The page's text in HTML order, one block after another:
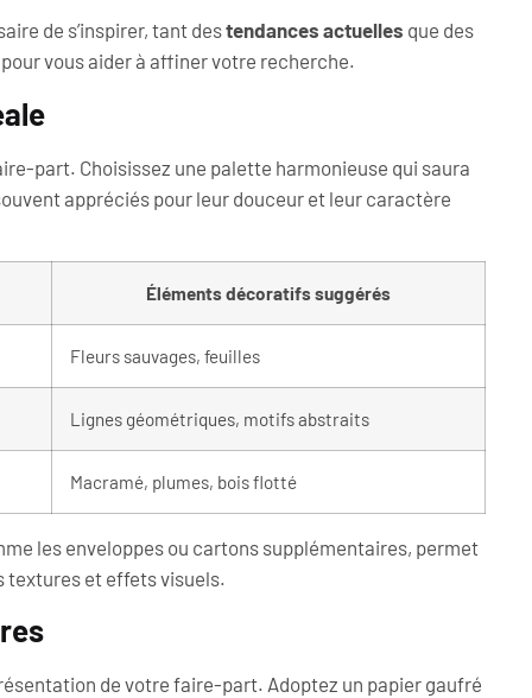
de s’inspirer, tant destendances actuelles que des
vous aider à affiner votre recherche.
part. Choisissez une palette harmonieuse qui saura
appréciés pour leur douceur et leur caractère
Éléments décoratifs suggérés
Fleurs sauvages, feuilles
Lignes géométriques, motifs abstraits
Macramé, plumes, bois flotté
les enveloppes ou cartons supplémentaires, permet
textures et effets visuels.
de votre faire-part. Adoptez un papier gaufré